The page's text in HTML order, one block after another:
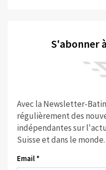
S'abonner
Avec la Newsletter-
régulièrement des
indépendantes sur
Suisse et dans le monde.
Email *